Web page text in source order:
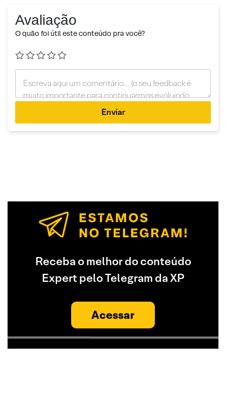
Avaliação
O quão foi útil este conteúdo pra você?
Enviar
Receba o melhor do conteúdo
Expert pelo Telegram da XP
Acessar